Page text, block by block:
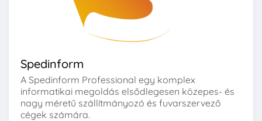
Spedinform
A Spedinform Professional egy komplex
informatikai megoldás elsődlegesen közepes- és
nagy méretű szállítmányozó és fuvarszervező
cégek számára.